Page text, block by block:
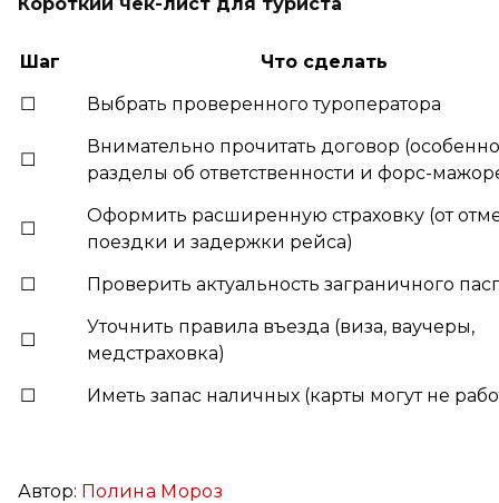
Шаг
Что сделать
☐
Выбрать проверенного туроператора
☐
Внимательно прочитать договор (особенно
разделы об ответственности и форс-
☐
Оформить расширенную страховку (от
поездки и задержки рейса)
☐
Проверить актуальность заграничного
☐
Уточнить правила въезда (виза, ваучеры,
медстраховка)
☐
Иметь запас наличных (карты могут не
Автор: Полина Мороз